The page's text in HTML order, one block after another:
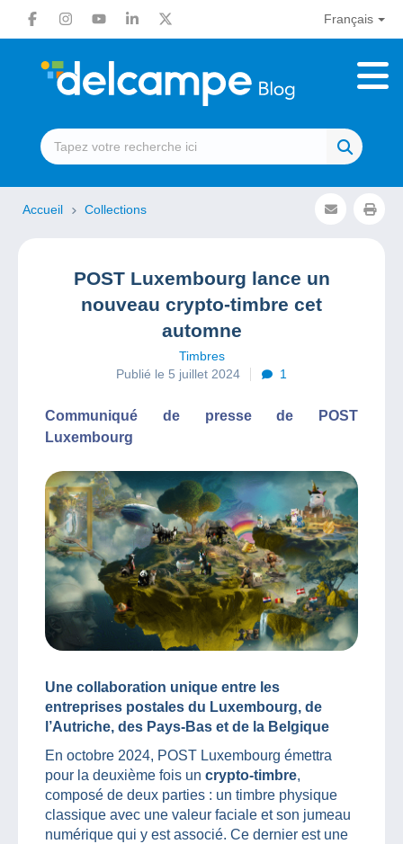
Français
Accueil Collections
POST Luxembourg lance un
nouveau crypto-timbre cet
automne
Timbres
Publié le 5 juillet 2024
1
Communiqué de presse de POST
Luxembourg
Une collaboration unique entre les
entreprises postales du Luxembourg, de
l’Autriche, des Pays-Bas et de la Belgique
En octobre 2024, POST Luxembourg émettra
pour la deuxième fois un crypto-timbre,
composé de deux parties : un timbre physique
classique avec une valeur faciale et son jumeau
numérique qui y est associé. Ce dernier est une